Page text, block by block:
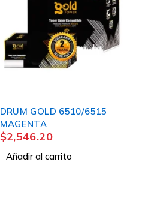
DRUM GOLD 6510/6515
MAGENTA
$2,546.20
Añadir al carrito